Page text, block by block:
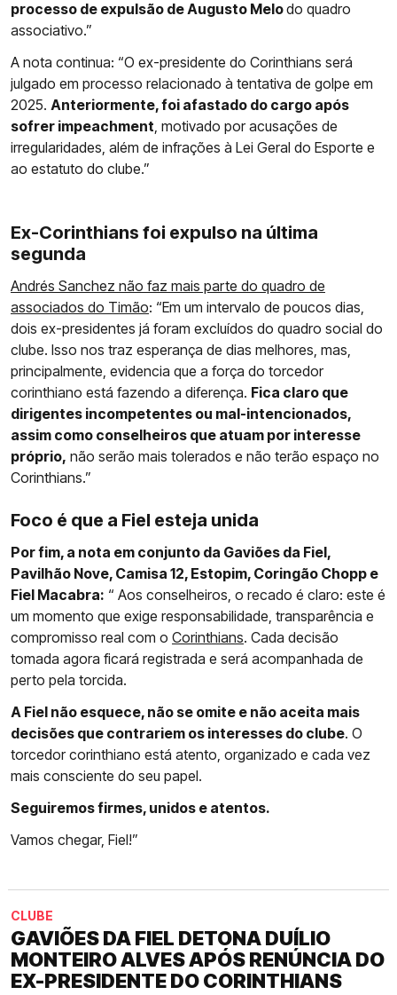
processo de expulsão de Augusto Melodo quadro
associativo.”
A nota continua: “O ex-presidente do Corinthians será
julgado em processo relacionado à tentativa de golpe em
2025. Anteriormente, foi afastado do cargo após
sofrer impeachment , motivado por acusações de
irregularidades, além de infrações à Lei Geral do Esporte e
ao estatuto do clube.”
Ex-Corinthians foi expulso na última
segunda
Andrés Sanchez não faz mais parte do quadro de
associados do Timão: “Em um intervalo de poucos dias,
dois ex-presidentes já foram excluídos do quadro social do
clube. Isso nos traz esperança de dias melhores, mas,
principalmente, evidencia que a força do torcedor
corinthiano está fazendo a diferença. Fica claro que
dirigentes incompetentes ou mal-intencionados,
assim como conselheiros que atuam por interesse
próprio, não serão mais tolerados e não terão espaço no
Corinthians.”
Foco é que a Fiel esteja unida
Por fim, a nota em conjunto da Gaviões da Fiel,
Pavilhão Nove, Camisa 12, Estopim, Coringão Chopp e
Fiel Macabra: “ Aos conselheiros, o recado é claro: este é
um momento que exige responsabilidade, transparência e
compromisso real com o Corinthians. Cada decisão
tomada agora ficará registrada e será acompanhada de
perto pela torcida.
A Fiel não esquece, não se omite e não aceita mais
decisões que contrariem os interesses do clube. O
torcedor corinthiano está atento, organizado e cada vez
mais consciente do seu papel.
Seguiremos firmes, unidos e atentos.
Vamos chegar, Fiel!”
CLUBE
GAVIÕES DA FIEL DETONA DUÍLIO
MONTEIRO ALVES APÓS RENÚNCIA DO
EX-PRESIDENTE DO CORINTHIANS